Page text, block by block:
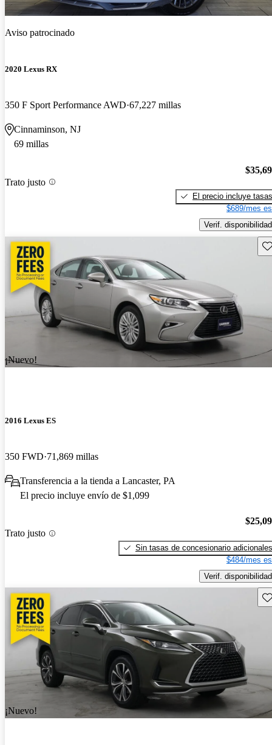
Aviso patrocinado
2020 Lexus RX
350 F Sport Performance AWD 67,227 millas
Cinnaminson, NJ
69 millas
Trato justo
El precio incluye tasas
$689/mes
Verif. disponibilidad
¡Nuevo!
2016 Lexus ES
350 FWD 71,869 millas
Transferencia a la tienda a Lancaster, PA
El precio incluye envío de $1,099
Trato justo
Sin tasas de concesionario adicionales
$484/mes
Verif. disponibilidad
¡Nuevo!